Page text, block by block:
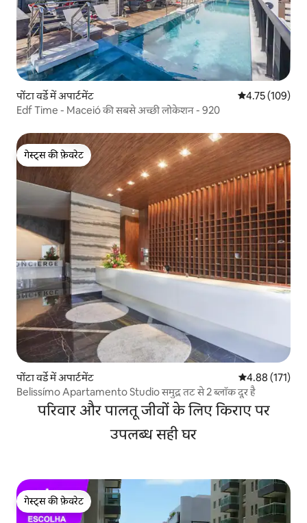
पोंटा वर्डे में अपार्टमेंट औसत रेटिंग 5 में से
4.75 (109)
Edf Time - Maceió की सबसे अच्छी लोकेशन - 920
गेस्ट्स की फ़ेवरेट
गेस्ट्स की फ़ेवरेट
पोंटा वर्डे में अपार्टमेंट औसत रेटिंग 5 में से
4.88 (171)
Belissímo Apartamento Studio समुद्र तट से 2 ब्लॉक दूर है
परिवार और पालतू जीवों के लिए किराए पर
उपलब्ध सही घर
गेस्ट्स की फ़ेवरेट
गेस्ट्स की फ़ेवरेट